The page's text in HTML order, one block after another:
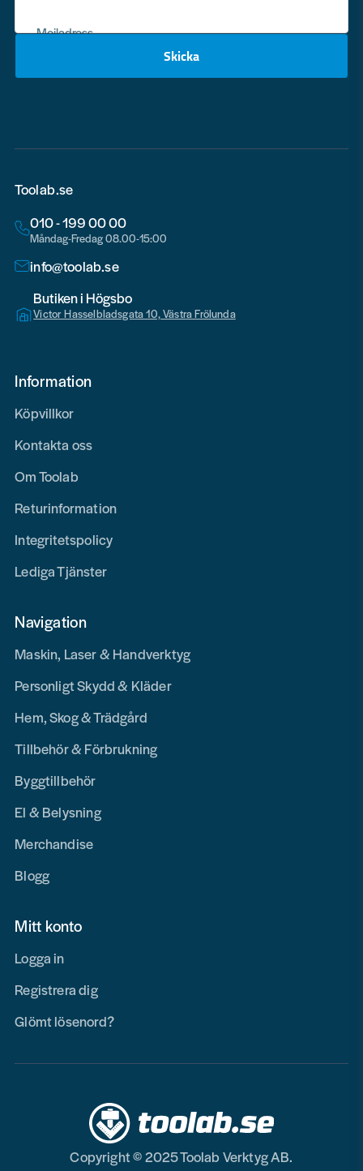
Mejladress
Skicka
Toolab.se
010 - 199 00 00
Måndag-Fredag 08.00-15:00
info@toolab.se
Butiken i Högsbo
Victor Hasselbladsgata 10, Västra Frölunda
Information
Köpvillkor
Kontakta oss
Om Toolab
Returinformation
Integritetspolicy
Lediga Tjänster
Navigation
Maskin, Laser & Handverktyg
Personligt Skydd & Kläder
Hem, Skog & Trädgård
Tillbehör & Förbrukning
Byggtillbehör
El & Belysning
Merchandise
Blogg
Mitt konto
Logga in
Registrera dig
Glömt lösenord?
Copyright © 2025 Toolab Verktyg AB.